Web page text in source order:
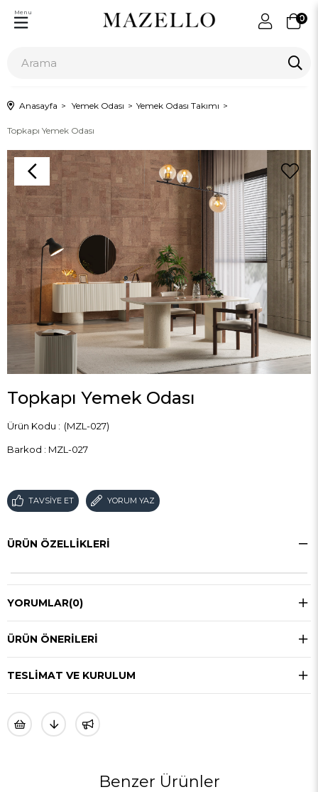
0
Menu
Anasayfa Yemek Odası Yemek Odası Takımı
Topkapı Yemek Odası
Topkapı Yemek Odası
(MZL-027)
Barkod : MZL-027
TAVSIYE ET YORUM YAZ
ÜRÜN ÖZELLIKLERI
YORUMLAR(0)
ÜRÜN ÖNERILERI
TESLIMAT VE KURULUM
Benzer Ürünler